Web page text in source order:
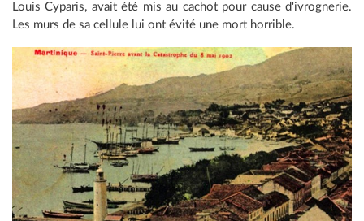
Louis Cyparis, avait été mis au cachot pour cause d'ivrognerie.
Les murs de sa cellule lui ont évité une mort horrible.